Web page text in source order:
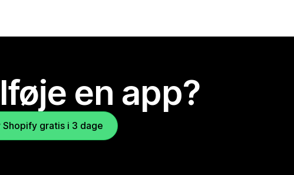
en app?
Shopify gratis i 3 dage